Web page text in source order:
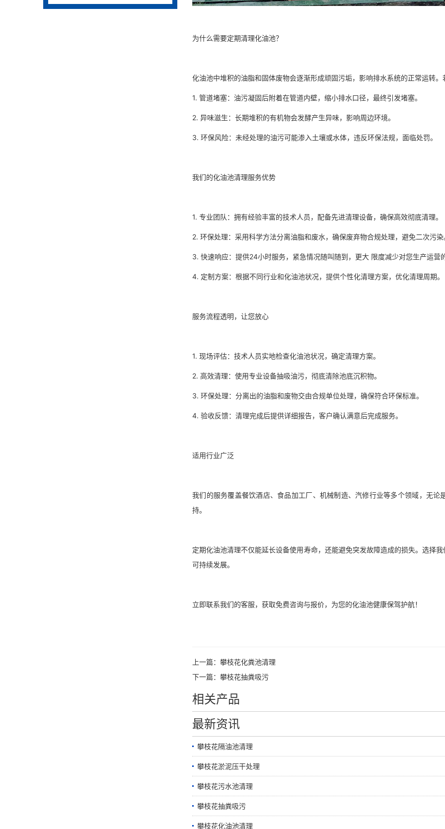
为什么需要定期清理化油池？
化油池中堆积的油脂和固体废物会逐渐形成顽固污垢，影响排水系统的正常运转
1. 管道堵塞：油污凝固后附着在管道内壁，缩小排水口径，最终引发堵塞。
2. 异味滋生：长期堆积的有机物会发酵产生异味，影响周边环境。
3. 环保风险：未经处理的油污可能渗入土壤或水体，违反环保法规，面临处罚。
我们的化油池清理服务优势
1. 专业团队：拥有经验丰富的技术人员，配备先进清理设备，确保高效彻底清理。
2. 环保处理：采用科学方法分离油脂和废水，确保废弃物合规处理，避免二次污染
3. 快速响应：提供24小时服务，紧急情况随叫随到，更大 限度减少对您生产运营
4. 定制方案：根据不同行业和化油池状况，提供个性化清理方案，优化清理周期。
服务流程透明，让您放心
1. 现场评估：技术人员实地检查化油池状况，确定清理方案。
2. 高效清理：使用专业设备抽吸油污，彻底清除池底沉积物。
3. 环保处理：分离出的油脂和废物交由合规单位处理，确保符合环保标准。
4. 验收反馈：清理完成后提供详细报告，客户确认满意后完成服务。
适用行业广泛
我们的服务覆盖餐饮酒店、食品加工厂、机械制造、汽修行业等多个领域，无
持。
定期化油池清理不仅能延长设备使用寿命，还能避免突发故障造成的损失。选择
可持续发展。
立即联系我们的客服，获取免费咨询与报价，为您的化油池健康保驾
上一篇： 攀枝花化粪池清理
下一篇： 攀枝花抽粪吸污
相关产品
最新资讯
攀枝花隔油池清理
攀枝花淤泥压干处理
攀枝花污水池清理
攀枝花抽粪吸污
攀枝花化油池清理